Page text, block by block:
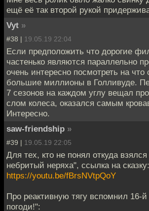
ещё её так второй рукой
Vyt »
#38 | 19.05.19 22:04
Если предположить что дорогие
частенько являются параллельно
очень интересно посмотреть на что
большие миллионы в Голливуде.
7 сезонов на каждом углу вещал
слом колеса, оказался самым
Интересно.
saw-friendship »
#39 | 19.05.19 22:05
Для тех, кто не понял откуда
небритый неряха", ссылка на сказку:
https://youtu.be/fBrsNVtpQoY
Про реактивную тягу вспомнил 16-
погоди!":